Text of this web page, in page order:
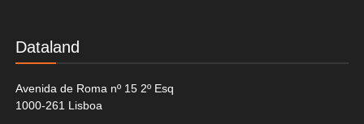
Dataland
Avenida de Roma nº 15 2º Esq
1000-261 Lisboa